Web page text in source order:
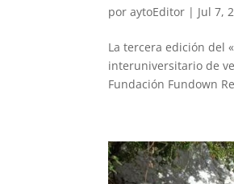
poraytoEditor | Jul 7,
La tercera edición del
interuniversitario de
Fundación Fundown